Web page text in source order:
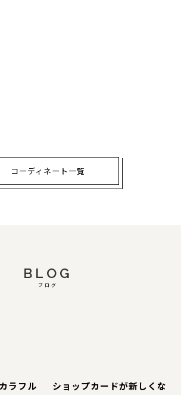
コーディネート一覧
BLOG
ブログ
ラフル
ショップカードが新しくな